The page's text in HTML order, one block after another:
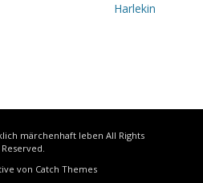
Harlekin
märchenhaft leben All Rights
Reserved.
von Catch Themes